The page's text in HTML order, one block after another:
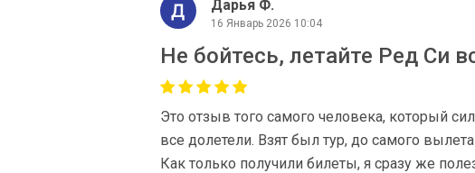
Дарья Ф.
16 Январь 2026 10:04
Не бойтесь, летайте Ред Си
Это отзыв того самого человека, который
все долетели. Взят был тур, до самого
Как только получили билеты, я сразу же